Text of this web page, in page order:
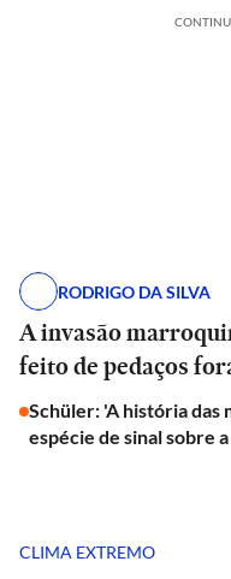
RODRIGO DA SILVA
A invasão
feito de pedaços
Schüler: 'A história das
espécie de sinal sobre
CLIMA EXTREMO